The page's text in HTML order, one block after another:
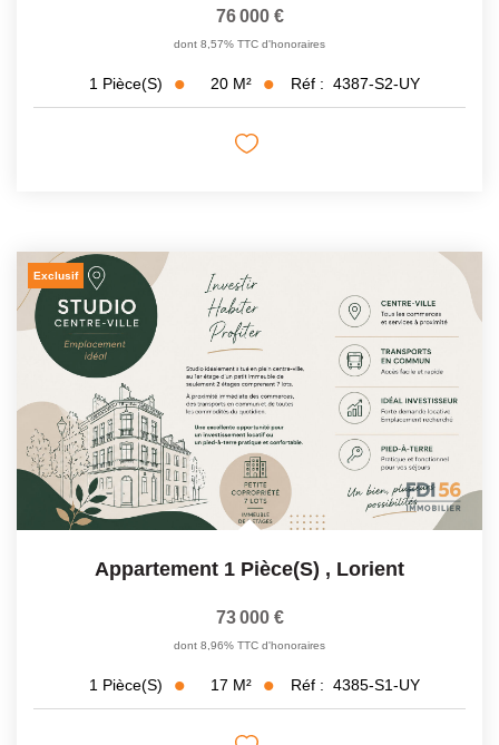
76 000 €
dont 8,57% TTC d'honoraires
1 Pièce(s) 20 M² Réf : 4387-S2-UY
Exclusif
Appartement 1 Pièce(s) , Lorient
73 000 €
dont 8,96% TTC d'honoraires
1 Pièce(s) 17 M² Réf : 4385-S1-UY